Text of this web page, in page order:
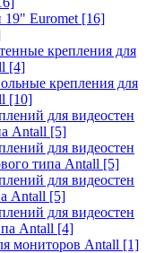
19" Euromet [16]
крепления для
[4]
крепления для
[10]
для видеостен
Antall [5]
для видеостен
типа Antall [5]
для видеостен
Antall [5]
для видеостен
Antall [4]
мониторов Antall [1]